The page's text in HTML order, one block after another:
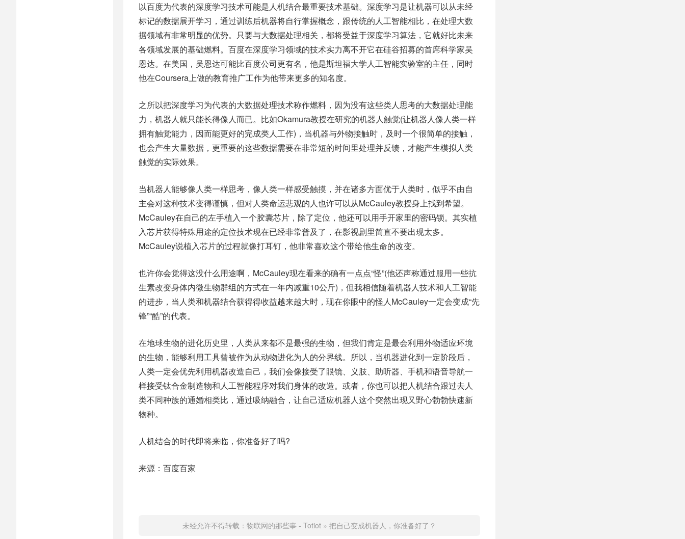
以百度为代表的深度学习技术可能是人机结合最重要技术基础。深度学习是让机器可以从未经
标记的数据展开学习，通过训练后机器将自行掌握概念，跟传统的人工智能相比，在处理大数
据领域有非常明显的优势。只要与大数据处理相关，都将受益于深度学习算法，它就好比未来
各领域发展的基础燃料。百度在深度学习领域的技术实力离不开它在硅谷招募的首席科学家吴
恩达。在美国，吴恩达可能比百度公司更有名，他是斯坦福大学人工智能实验室的主任，同时
他在Coursera上做的教育推广工作为他带来更多的知名度。
之所以把深度学习为代表的大数据处理技术称作燃料，因为没有这些类人思考的大数据处理能
力，机器人就只能长得像人而已。比如Okamura教授在研究的机器人触觉(让机器人像人类一样
拥有触觉能力，因而能更好的完成类人工作)，当机器与外物接触时，及时一个很简单的接触，
也会产生大量数据，更重要的这些数据需要在非常短的时间里处理并反馈，才能产生模拟人类
触觉的实际效果。
当机器人能够像人类一样思考，像人类一样感受触摸，并在诸多方面优于人类时，似乎不由自
主会对这种技术变得谨慎，但对人类命运悲观的人也许可以从McCauley教授身上找到希望。
McCauley在自己的左手植入一个胶囊芯片，除了定位，他还可以用手开家里的密码锁。其实植
入芯片获得特殊用途的定位技术现在已经非常普及了，在影视剧里简直不要出现太多。
McCauley说植入芯片的过程就像打耳钉，他非常喜欢这个带给他生命的改变。
也许你会觉得这没什么用途啊，McCauley现在看来的确有一点点“怪”(他还声称通过服用一些抗
生素改变身体内微生物群组的方式在一年内减重10公斤)，但我相信随着机器人技术和人工智能
的进步，当人类和机器结合获得得收益越来越大时，现在你眼中的怪人McCauley一定会变成“先
锋”“酷”的代表。
在地球生物的进化历史里，人类从来都不是最强的生物，但我们肯定是最会利用外物适应环境
的生物，能够利用工具曾被作为从动物进化为人的分界线。所以，当机器进化到一定阶段后，
人类一定会优先利用机器改造自己，我们会像接受了眼镜、义肢、助听器、手机和语音导航一
样接受钛合金制造物和人工智能程序对我们身体的改造。或者，你也可以把人机结合跟过去人
类不同种族的通婚相类比，通过吸纳融合，让自己适应机器人这个突然出现又野心勃勃快速新
物种。
人机结合的时代即将来临，你准备好了吗?
来源：百度百家
未经允许不得转载： 物联网的那些事 - Totiot » 把自己变成机器人，你准备好了？